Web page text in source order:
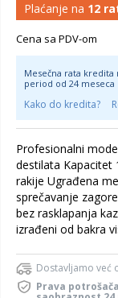
Plaćanje na 12
Cena sa PDV-om
Mesečna rata kredita
period od 24 meseca
Kako do kredita?
Profesionalni
destilata Kapacitet
rakije Ugrađena
sprečavanje
bez rasklapanja
izrađeni od bakra
Dostavljamo već
Prava